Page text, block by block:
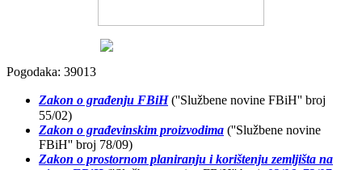
Pogodaka: 39013
Zakon o građenju FBiH (''Službene novine FBiH'' broj
55/02)
Zakon o građevinskim proizvodima (''Službene novine
FBiH'' broj 78/09)
Zakon o prostornom planiranju i korištenju zemljišta na